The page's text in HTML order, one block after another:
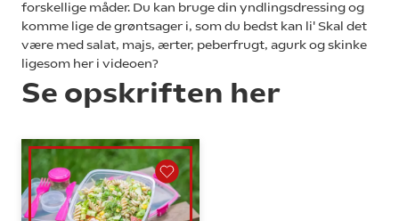
forskellige måder. Du kan bruge din yndlingsdressing og
komme lige de grøntsager i, som du bedst kan li' Skal det
være med salat, majs, ærter, peberfrugt, agurk og skinke
ligesom her i videoen?
Se opskriften her